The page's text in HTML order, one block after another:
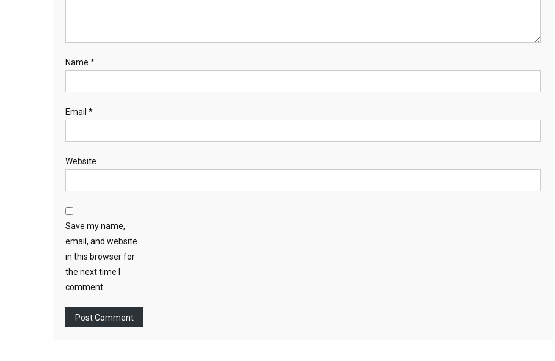
Name *
Email *
Website
Save my name,
email, and website
in this browser for
the next time I
comment.